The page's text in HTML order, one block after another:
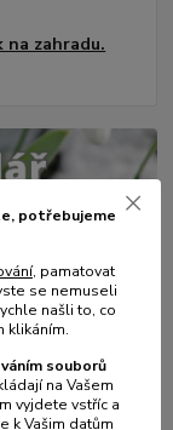
na zahradu.
potřebujeme
, pamatovat
se nemuseli
našli to, co
klikáním.
souborů
na Vašem
vyjdete vstříc a
k Vašim datům